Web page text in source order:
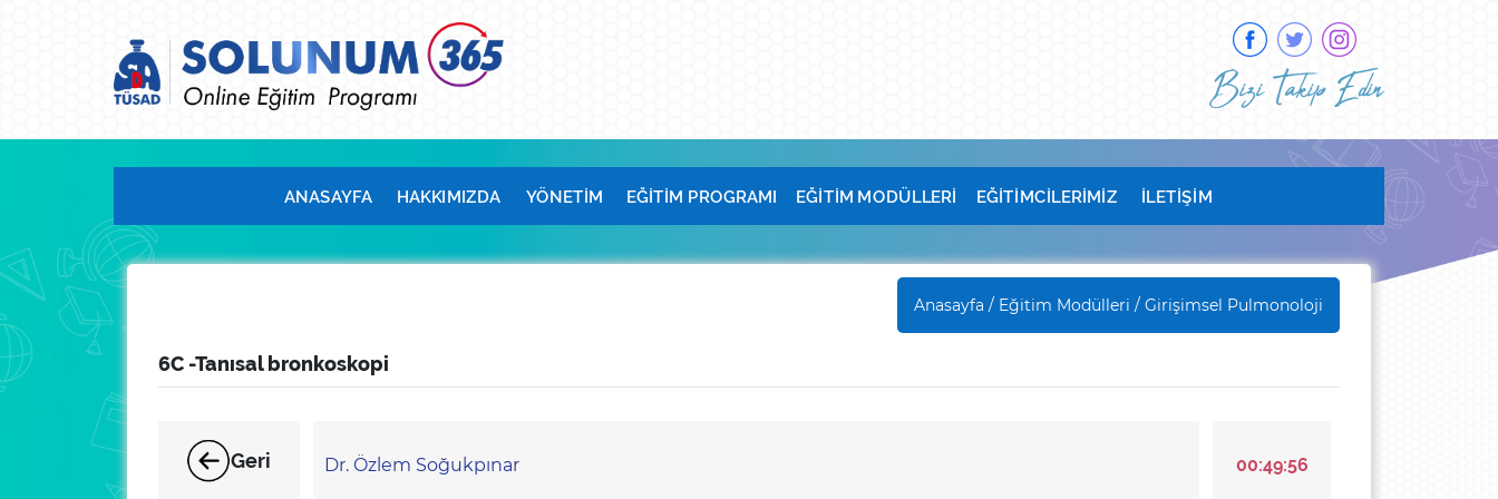
Bizi Takip Edin
ANASAYFA HAKKIMIZDA YÖNETİM EĞİTİM PROGRAMI EĞİTİM MODÜLLERİ EĞİTİMCİLERİMİZ İLETİŞİM
Anasayfa / Eğitim Modülleri / Girişimsel Pulmonoloji
6C -Tanısal bronkoskopi
Geri Dr. Özlem Soğukpınar 00:49:56